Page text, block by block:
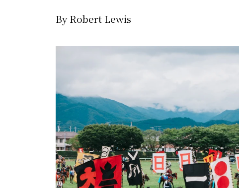
By Robert Lewis